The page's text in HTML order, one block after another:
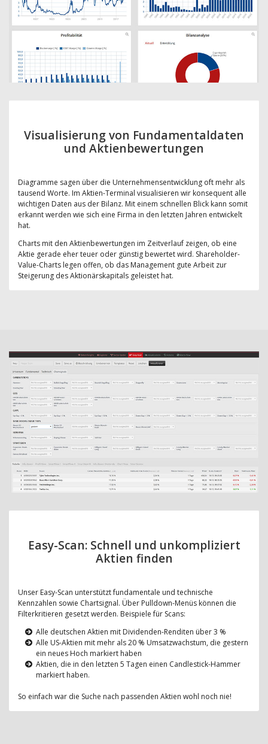
Visualisierung von Fundamentaldaten
und Aktienbewertungen
Diagramme sagen über die Unternehmensentwicklung oft mehr als
tausend Worte. Im Aktien-Terminal visualisieren wir konsequent alle
wichtigen Daten aus der Bilanz. Mit einem schnellen Blick kann somit
erkannt werden wie sich eine Firma in den letzten Jahren entwickelt
hat.
Charts mit den Aktienbewertungen im Zeitverlauf zeigen, ob eine
Aktie gerade eher teuer oder günstig bewertet wird. Shareholder-
Value-Charts legen offen, ob das Management gute Arbeit zur
Steigerung des Aktionärskapitals geleistet hat.
Easy-Scan: Schnell und unkompliziert
Aktien finden
Unser Easy-Scan unterstützt fundamentale und technische
Kennzahlen sowie Chartsignal. Über Pulldown-Menüs können die
Filterkritieren gesetzt werden. Beispiele für Scans:
Alle deutschen Aktien mit Dividenden-Renditen über 3 %
Alle US-Aktien mit mehr als 20 % Umsatzwachstum, die gestern
ein neues Hoch markiert haben
Aktien, die in den letzten 5 Tagen einen Candlestick-Hammer
markiert haben.
So einfach war die Suche nach passenden Aktien wohl noch nie!